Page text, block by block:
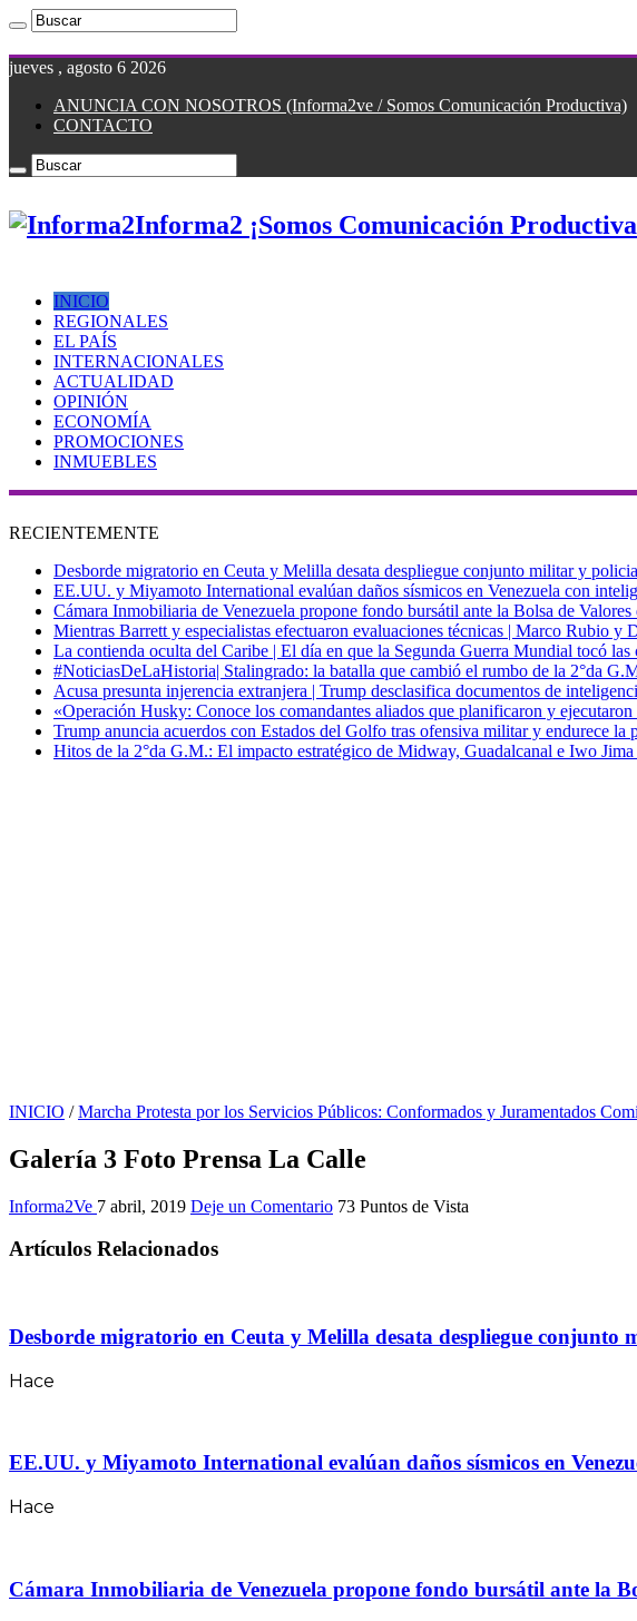
jueves , agosto 6 2026
ANUNCIA CON NOSOTROS (Informa2ve / Somos Comunicación Productiva)
CONTACTO
Informa2 ¡Somos Comunicación
INICIO
REGIONALES
EL PAÍS
INTERNACIONALES
ACTUALIDAD
OPINIÓN
ECONOMÍA
PROMOCIONES
INMUEBLES
RECIENTEMENTE
Desborde migratorio en Ceuta y Melilla desata despliegue conjunto militar y
EE.UU. y Miyamoto International evalúan daños sísmicos en Venezuela con
Cámara Inmobiliaria de Venezuela propone fondo bursátil ante la Bolsa de
Mientras Barrett y especialistas efectuaron evaluaciones técnicas | Marco Rubio
La contienda oculta del Caribe | El día en que la Segunda Guerra Mundial tocó las
#NoticiasDeLaHistoria| Stalingrado: la batalla que cambió el rumbo de la 2°da
Acusa presunta injerencia extranjera | Trump desclasifica documentos de
«Operación Husky: Conoce los comandantes aliados que planificaron y
Trump anuncia acuerdos con Estados del Golfo tras ofensiva militar y endurece la
Hitos de la 2°da G.M.: El impacto estratégico de Midway, Guadalcanal e Iwo
INICIO / Marcha Protesta por los Servicios Públicos: Conformados y Juramentados
Galería 3 Foto Prensa La Calle
Informa2Ve 7 abril, 2019 Deje un Comentario 73 Puntos de Vista
Artículos Relacionados
Desborde migratorio en Ceuta y Melilla desata despliegue
Hace
EE.UU. y Miyamoto International evalúan daños sísmicos en
Hace
Cámara Inmobiliaria de Venezuela propone fondo bursátil ante la